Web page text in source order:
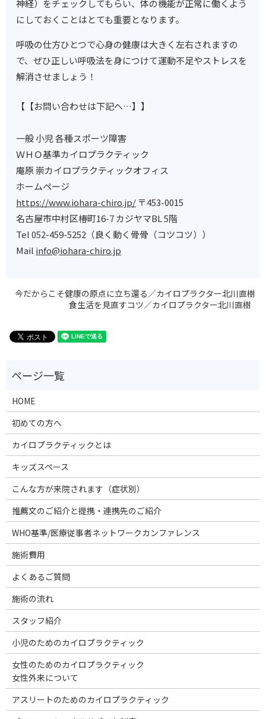
神経）をチェックしてもらい、体の機能が正常に働くよう
にしておくことはとても重要となります。
呼吸の仕方ひとつで心身の健康は大きく左右されますの
で、ぜひ正しい呼吸法を身につけて運動不足やストレスを
解消させましょう！
【【お問い合わせは下記へ…】】
一般 小児 各種スポーツ障害
ＷＨＯ基準カイロプラクティック
庵原 崇カイロプラクティックオフィス
ホームページ
‭https://www.iohara-chiro.jp/ 〒453-0015
名古屋市中村区椿町16-7 カジヤマBL 5階
Tel ‭052-459-5252‬（良く動く骨骨（コツコツ））
Mail ‭info@iohara-chiro.jp
今だからこそ健康の原点に立ち還る／カイロプラクター北川直樹
食生活を見直すコツ／カイロプラクター北川直樹
HOME
初めての方へ
カイロプラクティックとは
キッズスペース
こんな方が来院されます（症状別）
推薦文のご紹介と提携・連携先のご紹介
WHO基準/医療従事者ネットワークカンファレンス
施術費用
よくあるご質問
施術の流れ
スタッフ紹介
小児のためのカイロプラクティック
女性のためのカイロプラクティック
女性外来について
アスリートのためのカイロプラクティック